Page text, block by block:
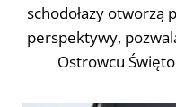
schodołazy otworzą
perspektywy,
Ostrowcu